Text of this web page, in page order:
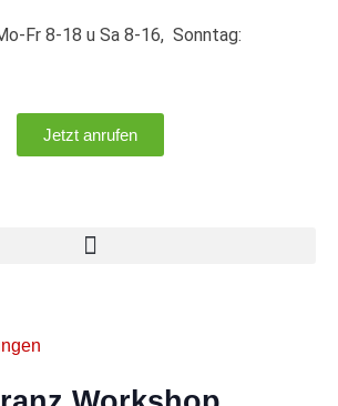
Fr 8-18 u Sa 8-16, Sonntag:
Jetzt anrufen